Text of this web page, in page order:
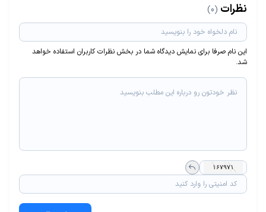
نظرات (0)
این نام صرفا برای نمایش دیدگاه شما در بخش نظرات کاربران استفاده خواهد
شد.